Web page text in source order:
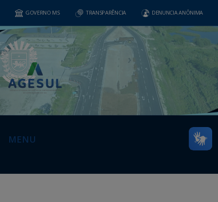
GOVERNO MS TRANSPARÊNCIA DENUNCIA ANÔNIMA
MENU